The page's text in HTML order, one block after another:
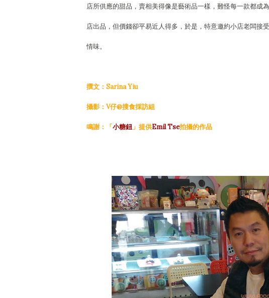
店所供應的甜品，賣相美得像是藝術品一樣，難怪每一款都成
店出品，但價錢卻平易近人得多，於是，特意邀約小店老闆接
情味。
撰文：Sarina Yiu
攝影：V仔@搜食採訪組
鳴謝：「小糖鈕 」提供Emil Tse拍攝的作品